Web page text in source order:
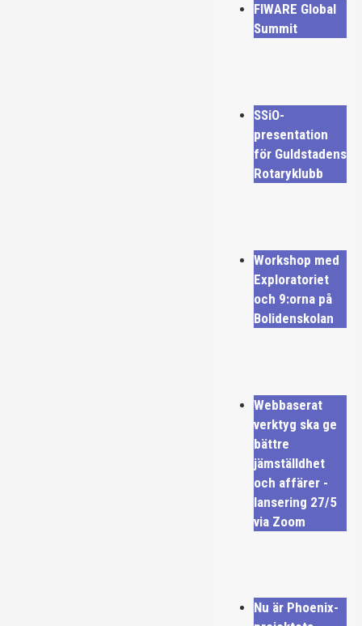
FIWARE Global
Summit
SSiO-
presentation
för Guldstadens
Rotaryklubb
Workshop med
Exploratoriet
och 9:orna på
Bolidenskolan
Webbaserat
verktyg ska ge
bättre
jämställdhet
och affärer -
lansering 27/5
via Zoom
Nu är Phoenix-